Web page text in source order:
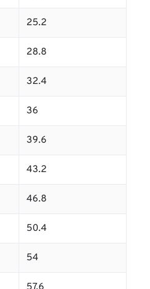
25.2
28.8
32.4
36
39.6
43.2
46.8
50.4
54